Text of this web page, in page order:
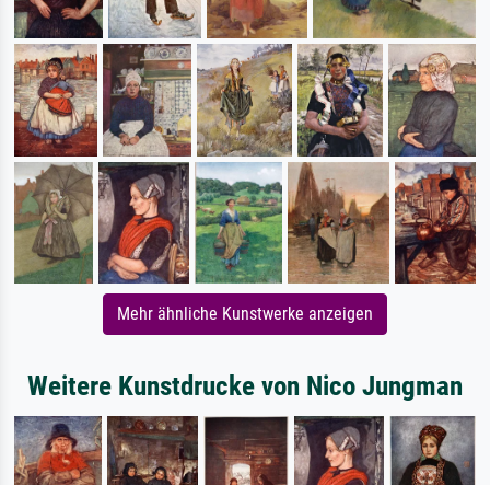
Mehr ähnliche Kunstwerke anzeigen
Weitere Kunstdrucke von Nico Jungman